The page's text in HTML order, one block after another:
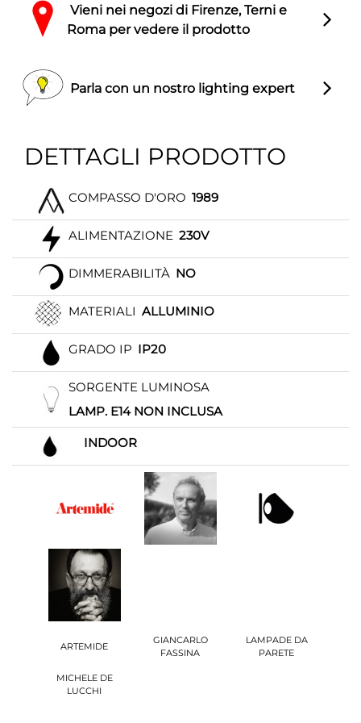
Vieni nei negozi di Firenze, Terni e
Roma per vedere il prodotto
Parla con un nostro lighting expert
DETTAGLI PRODOTTO
COMPASSO D'ORO 1989
ALIMENTAZIONE 230V
DIMMERABILITÀ NO
MATERIALI ALLUMINIO
GRADO IP IP20
SORGENTE LUMINOSA
LAMP. E14 NON INCLUSA
INDOOR
ARTEMIDE
GIANCARLO
FASSINA
LAMPADE DA
PARETE
MICHELE DE
LUCCHI